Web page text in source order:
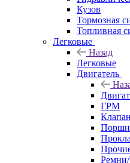
Кузов
Тормозная
Топливная
Легковые
Назад
Легковые
Двигатель
ГРМ